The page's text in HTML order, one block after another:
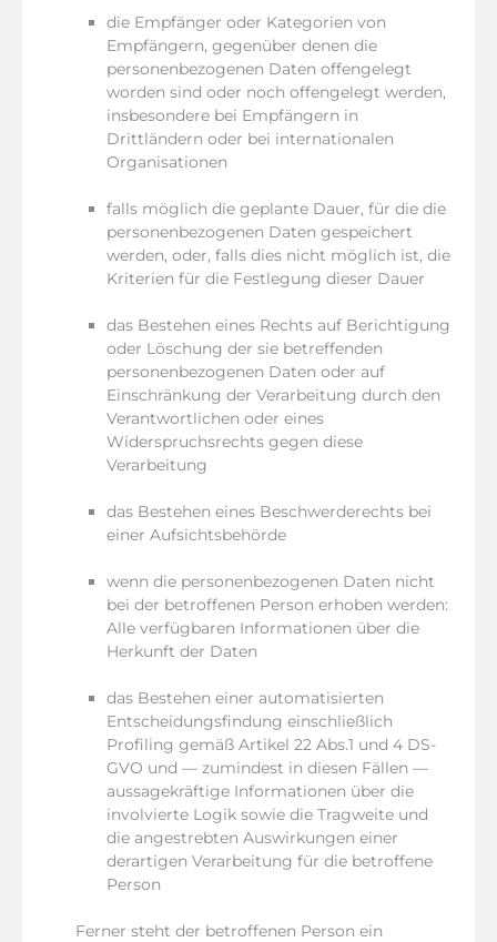
die Empfänger oder Kategorien von
Empfängern, gegenüber denen die
personenbezogenen Daten offengelegt
worden sind oder noch offengelegt werden,
insbesondere bei Empfängern in
Drittländern oder bei internationalen
Organisationen
falls möglich die geplante Dauer, für die die
personenbezogenen Daten gespeichert
werden, oder, falls dies nicht möglich ist, die
Kriterien für die Festlegung dieser Dauer
das Bestehen eines Rechts auf Berichtigung
oder Löschung der sie betreffenden
personenbezogenen Daten oder auf
Einschränkung der Verarbeitung durch den
Verantwortlichen oder eines
Widerspruchsrechts gegen diese
Verarbeitung
das Bestehen eines Beschwerderechts bei
einer Aufsichtsbehörde
wenn die personenbezogenen Daten nicht
bei der betroffenen Person erhoben werden:
Alle verfügbaren Informationen über die
Herkunft der Daten
das Bestehen einer automatisierten
Entscheidungsfindung einschließlich
Profiling gemäß Artikel 22 Abs.1 und 4 DS-
GVO und — zumindest in diesen Fällen —
aussagekräftige Informationen über die
involvierte Logik sowie die Tragweite und
die angestrebten Auswirkungen einer
derartigen Verarbeitung für die betroffene
Person
Ferner steht der betroffenen Person ein